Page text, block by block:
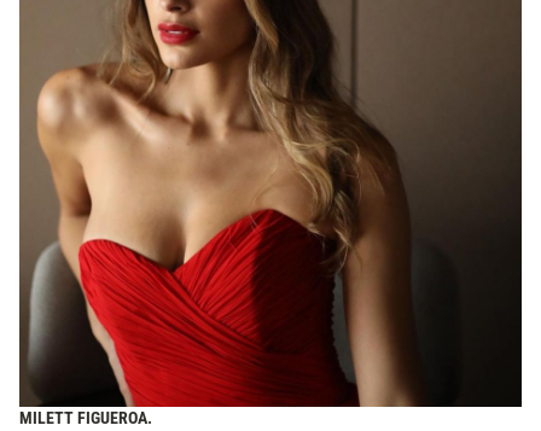
MILETT FIGUEROA.